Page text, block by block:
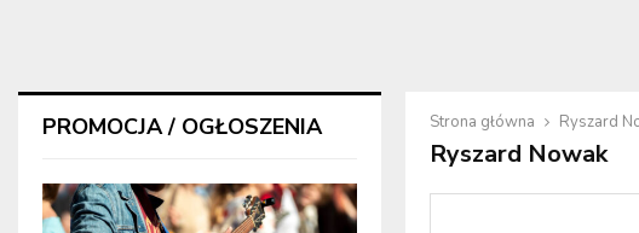
Strona główna Ryszard
Ryszard Nowak
PROMOCJA / OGŁOSZENIA